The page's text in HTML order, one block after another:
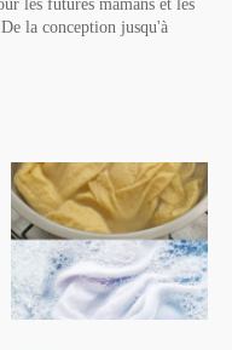
les futures mamans et les
la conception jusqu'à